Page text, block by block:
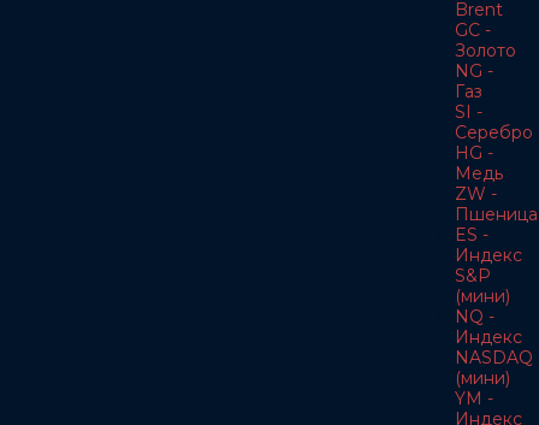
Brent
GC -
Золото
NG -
Газ
SI -
Серебро
HG -
Медь
ZW -
Пшеница
ES -
Индекс
S&P
(мини)
NQ -
Индекс
NASDAQ
(мини)
YM -
Индекс